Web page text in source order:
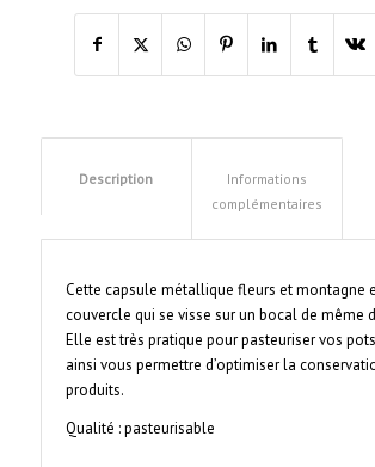
Description
Informations
complémentaires
Cette capsule métallique fleurs et montagne
couvercle qui se visse sur un bocal de même
Elle est très pratique pour pasteuriser vos
ainsi vous permettre d’optimiser la
produits.
Qualité : pasteurisable